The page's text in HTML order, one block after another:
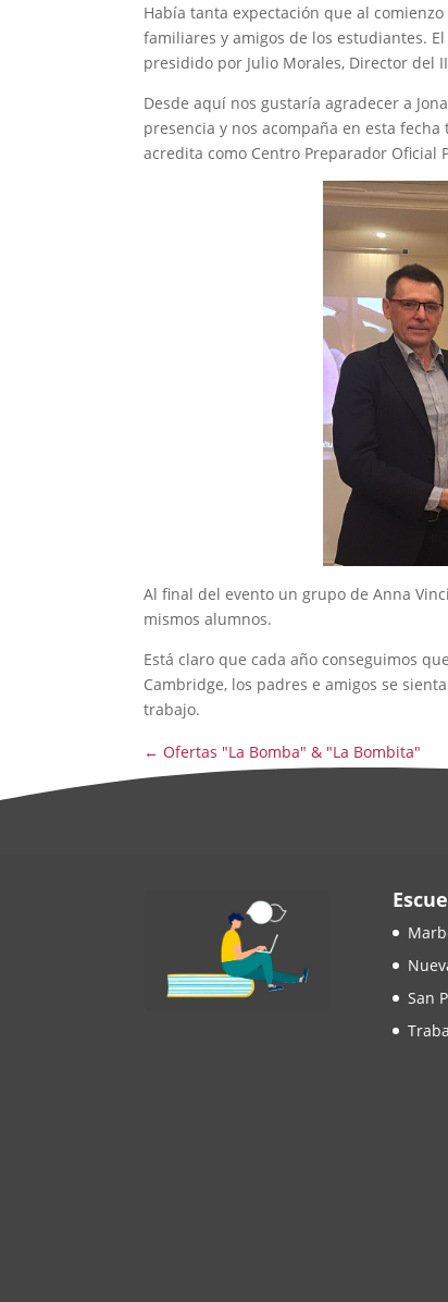
Había tanta expectación que al
familiares y amigos de los estudiantes.
presidido por Julio Morales, Director del
Desde aquí nos gustaría agradecer a
presencia y nos acompaña en esta
acredita como Centro Preparador Oficial
Al final del evento un grupo de Anna
mismos alumnos.
Está claro que cada año conseguimos
Cambridge, los padres e amigos se
trabajo.
← Ofertas "La Bomba" & "La Bombita"
San